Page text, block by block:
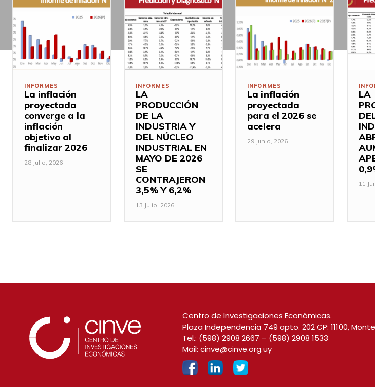
INFORMES
La inflación
proyectada
converge a la
inflación
objetivo al
finalizar 2026
28 Julio, 2026
INFORMES
LA
PRODUCCIÓN
DE LA
INDUSTRIA Y
DEL NÚCLEO
INDUSTRIAL EN
MAYO DE 2026
SE
CONTRAJERON
3,5% Y 6,2%
13 Julio, 2026
INFORMES
La inflación
proyectada
para el 2026 se
acelera
29 Junio, 2026
LA
11
Centro de Investigaciones Económicas.
Plaza Independencia 749 apto. 202 CP: 11100,
Tel.: (598) 2908 2667 – (598) 2908 1533
Mail: cinve@cinve.org.uy